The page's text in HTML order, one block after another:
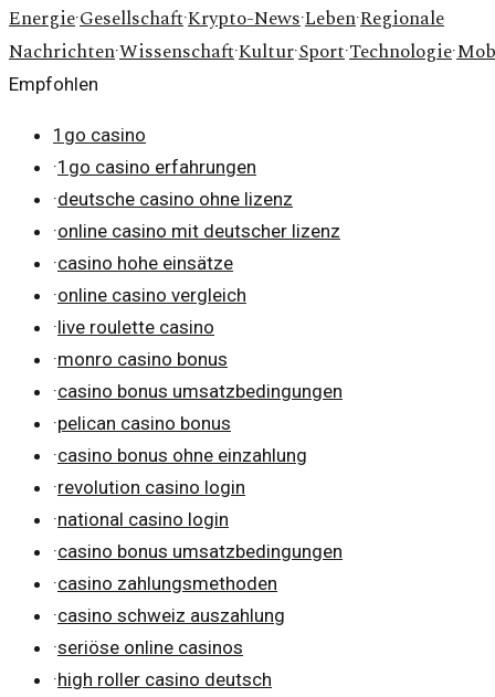
Energie·Gesellschaft·Krypto-News·Leben·Regionale
Nachrichten·Wissenschaft·Kultur·Sport·Technologie·
Empfohlen
1go casino
·1go casino erfahrungen
·deutsche casino ohne lizenz
·online casino mit deutscher lizenz
·casino hohe einsätze
·online casino vergleich
·live roulette casino
·monro casino bonus
·casino bonus umsatzbedingungen
·pelican casino bonus
·casino bonus ohne einzahlung
·revolution casino login
·national casino login
·casino bonus umsatzbedingungen
·casino zahlungsmethoden
·casino schweiz auszahlung
·seriöse online casinos
·high roller casino deutsch